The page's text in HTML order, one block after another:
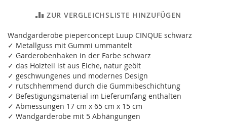
ZUR VERGLEICHSLISTE HINZUFÜGEN
Wandgarderobe pieperconcept Luup CINQUE schwarz
✓ Metallguss mit Gummi ummantelt
✓ Garderobenhaken in der Farbe schwarz
✓ das Holzteil ist aus Eiche, natur geölt
✓ geschwungenes und modernes Design
✓ rutschhemmend durch die Gummibeschichtung
✓ Befestigungsmaterial im Lieferumfang enthalten
✓ Abmessungen 17 cm x 65 cm x 15 cm
✓ Wandgarderobe mit 5 Abhängungen